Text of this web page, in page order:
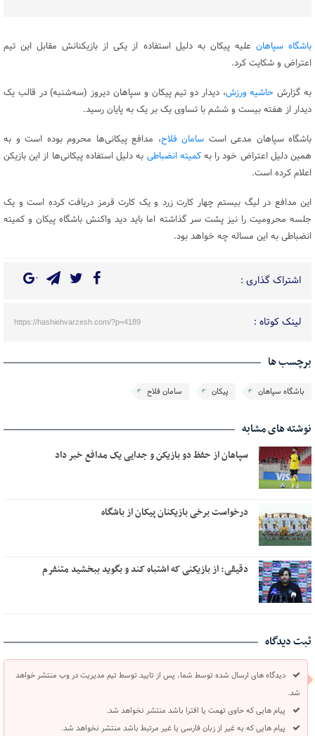
باشگاه سپاهان علیه پیکان به دلیل استفاده از یکی از بازیکنانش مقابل این تیم
اعتراض و شکایت کرد.
به گزارش حاشیه ورزش، دیدار دو تیم پیکان و سپاهان دیروز (سه‌شنبه) در قالب یک
دیدار از هفته بیست و ششم با تساوی یک بر یک به پایان رسید.
باشگاه سپاهان مدعی است سامان فلاح، مدافع پیکانی‌ها محروم بوده است و به
همین دلیل اعتراض خود را بهکمیته انضباطی به دلیل استفاده پیکانی‌ها از این بازیکن
اعلام کرده است.
این مدافع در لیگ بیستم چهار کارت زرد و یک کارت قرمز دریافت کرده است و یک
جلسه محرومیت را نیز پشت سر گذاشته اما باید دید واکنش باشگاه پیکان و کمیته
انضباطی به این مساله چه خواهد بود.
اشتراک گذاری :
لینک کوتاه : https://hashiehvarzesh.com/?p=4189
برچسب ها
باشگاه سپاهان پیکان سامان فلاح
نوشته های مشابه
سپاهان از حفظ دو بازیکن و جدایی یک مدافع خبر داد
درخواست برخی بازیکنان پیکان از باشگاه
دقیقی: از بازیکنی که اشتباه کند و بگوید ببخشید متنفرم
ثبت دیدگاه
دیدگاه های ارسال شده توسط شما، پس از تایید توسط تیم مدیریت در وب منتشر خواهد
شد.
پیام هایی که حاوی تهمت یا افترا باشد منتشر نخواهد شد.
پیام هایی که به غیر از زبان فارسی یا غیر مرتبط باشد منتشر نخواهد شد.